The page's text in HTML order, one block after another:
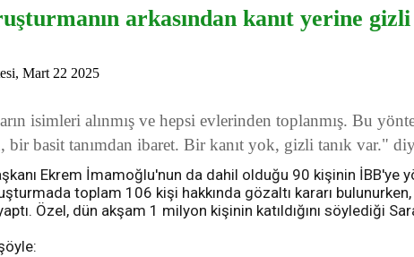
arkasından kanıt yerine gizli
Mart 22 2025
isimleri alınmış ve hepsi evlerinden toplanmış. Bu
basit tanımdan ibaret. Bir kanıt yok, gizli tanık var."
Ekrem İmamoğlu'nun da dahil olduğu 90 kişinin İBB'ye
toplam 106 kişi hakkında gözaltı kararı
Özel, dün akşam 1 milyon kişinin katıldığını söylediği